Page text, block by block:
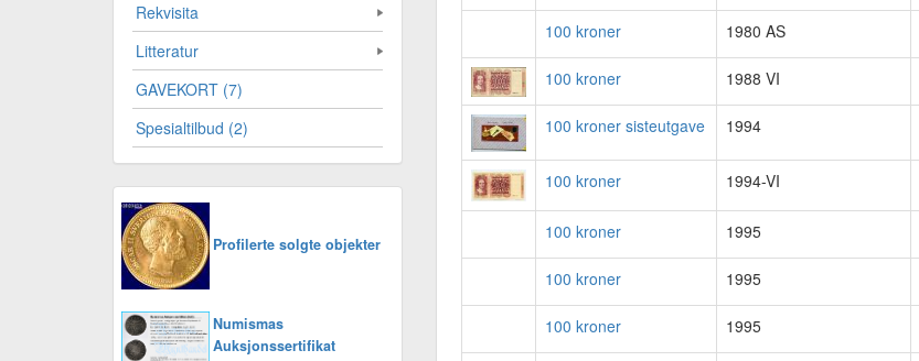
Rekvisita
Litteratur
GAVEKORT (7)
Spesialtilbud (2)
Profilerte solgte objekter
Numismas
Auksjonssertifikat
100 kroner 1980 AS
100 kroner 1988 VI
100 kroner sisteutgave 1994
100 kroner 1994-VI
100 kroner 1995
100 kroner 1995
100 kroner 1995